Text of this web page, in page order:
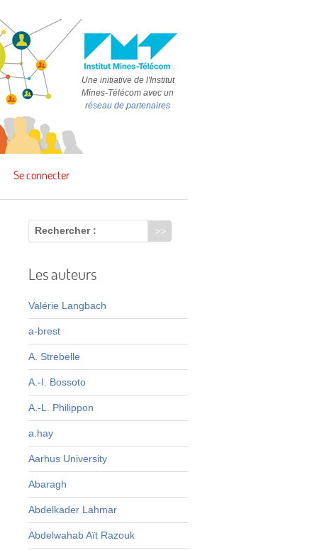
Une initiative de l'Institut
Mines-Télécom avec un
réseau de partenaires
Se connecter
Rechercher :
Les auteurs
Valérie Langbach
a-brest
A. Strebelle
A.-I. Bossoto
A.-L. Philippon
a.hay
Aarhus University
Abaragh
Abdelkader Lahmar
Abdelwahab Aït Razouk